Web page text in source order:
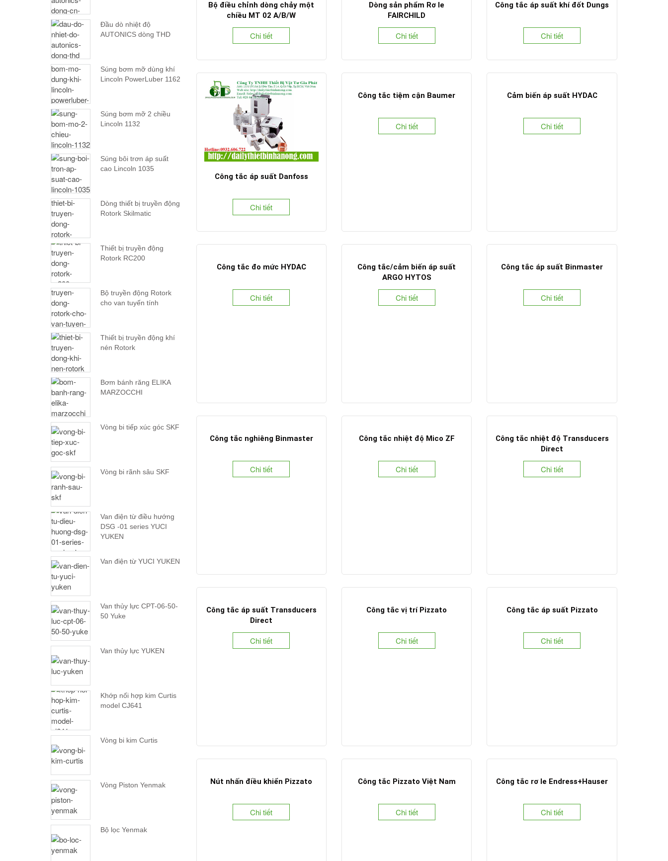
Bộ điều chỉnh dòng chảy một
chiều MT 02 A/B/W
Chi tiết
Dòng sản phẩm Rơ le
FAIRCHILD
Chi tiết
Công tắc áp suất khí đốt Dungs
Chi tiết
Công tắc áp suất Danfoss
Chi tiết
Công tắc tiệm cận Baumer
Chi tiết
Cảm biến áp suất HYDAC
Chi tiết
Công tắc đo mức HYDAC
Chi tiết
Công tắc/cảm biến áp suất
ARGO HYTOS
Chi tiết
Công tắc áp suất Binmaster
Chi tiết
Công tắc nghiêng Binmaster
Chi tiết
Công tắc nhiệt độ Mico ZF
Chi tiết
Công tắc nhiệt độ Transducers
Direct
Chi tiết
Công tắc áp suất Transducers
Direct
Chi tiết
Công tắc vị trí Pizzato
Chi tiết
Công tắc áp suất Pizzato
Chi tiết
Nút nhấn điều khiển Pizzato
Chi tiết
Công tắc Pizzato Việt Nam
Chi tiết
Công tắc rơ le Endress+Hauser
Chi tiết
Đầu dò nhiệt độ
AUTONICS dòng THD
Súng bơm mỡ dùng khí
Lincoln PowerLuber 1162
Súng bơm mỡ 2 chiều
Lincoln 1132
Súng bôi trơn áp suất
cao Lincoln 1035
Dòng thiết bị truyền động
Rotork Skilmatic
Thiết bị truyền động
Rotork RC200
Bộ truyền động Rotork
cho van tuyến tính
Thiết bị truyền động khí
nén Rotork
Bơm bánh răng ELIKA
MARZOCCHI
Vòng bi tiếp xúc góc SKF
Vòng bi rãnh sâu SKF
Van điện từ điều hướng
DSG -01 series YUCI
YUKEN
Van điện từ YUCI YUKEN
Van thủy lực CPT-06-50-
50 Yuke
Van thủy lực YUKEN
Khớp nối hợp kim Curtis
model CJ641
Vòng bi kim Curtis
Vòng Piston Yenmak
Bộ lọc Yenmak